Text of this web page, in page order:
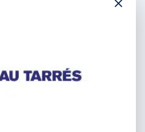
en sus radios.